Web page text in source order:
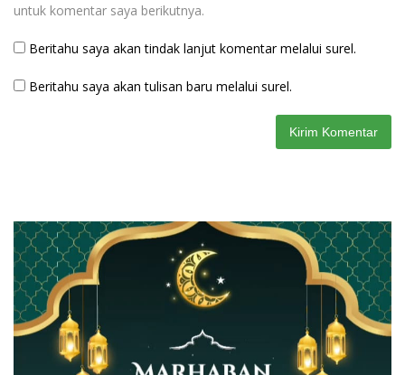
untuk komentar saya berikutnya.
Beritahu saya akan tindak lanjut komentar melalui surel.
Beritahu saya akan tulisan baru melalui surel.